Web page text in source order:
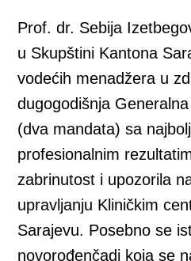
Prof. dr. Sebija
u Skupštini Kantona
vodećih menadžera u
dugogodišnja
(dva mandata) sa
profesionalnim
zabrinutost i upozorila
upravljanju Kliničkim
Sarajevu. Posebno se
novorođenčadi koja se